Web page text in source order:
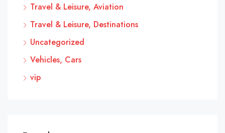
Travel & Leisure, Aviation
Travel & Leisure, Destinations
Uncategorized
Vehicles, Cars
vip